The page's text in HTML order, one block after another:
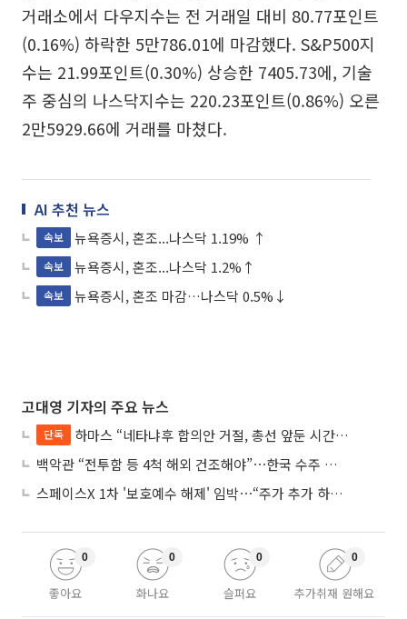
거래소에서 다우지수는 전 거래일 대비 80.77포인트
(0.16%) 하락한 5만786.01에 마감했다. S&P500지
수는 21.99포인트(0.30%) 상승한 7405.73에, 기술
주 중심의 나스닥지수는 220.23포인트(0.86%) 오른
2만5929.66에 거래를 마쳤다.
AI 추천 뉴스
속보 뉴욕증시, 혼조...나스닥 1.19% ↑
속보 뉴욕증시, 혼조...나스닥 1.2%↑
속보 뉴욕증시, 혼조 마감…나스닥 0.5%↓
고대영 기자의 주요 뉴스
단독
하마스 “네타냐후 합의안 거절, 총선 앞둔 시간 끌기”
백악관 “전투함 등 4척 해외 건조해야”⋯한국 수주 기대
스페이스X 1차 '보호예수 해제' 임박⋯“주가 추가 하락 가능성”
좋아요
0
화나요
0
슬퍼요
0
추가취재 원해요
0